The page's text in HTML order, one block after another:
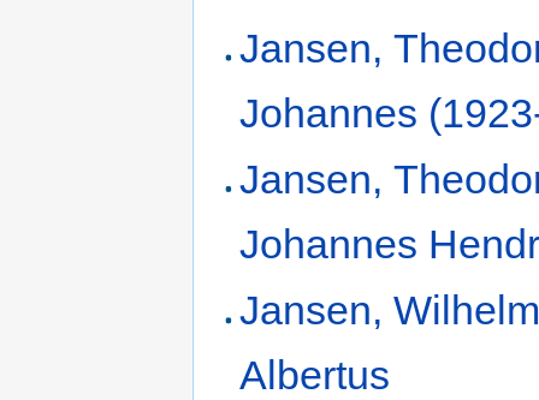
Jansen,
Johannes
Jansen,
Johannes
Jansen,
Albertus